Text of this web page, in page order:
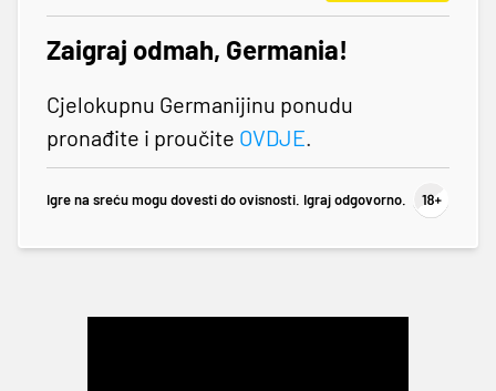
Zaigraj odmah, Germania!
Cjelokupnu Germanijinu ponudu
pronađite i proučite OVDJE.
Igre na sreću mogu dovesti do ovisnosti. Igraj odgovorno.